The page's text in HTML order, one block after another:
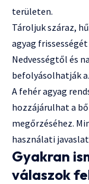
területen.
Tároljuk száraz,
agyag
Nedvességtől és
befolyásolhatják
A fehér agyag
hozzájárulhat a
megőrzéséhez.
használati
Gyakran
válaszok